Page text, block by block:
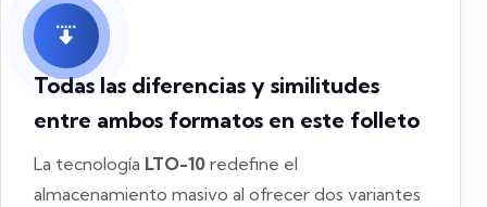
Todas las diferencias y similitudes
entre ambos formatos en este folleto
La tecnología LTO-10 redefine el
almacenamiento masivo al ofrecer dos variantes